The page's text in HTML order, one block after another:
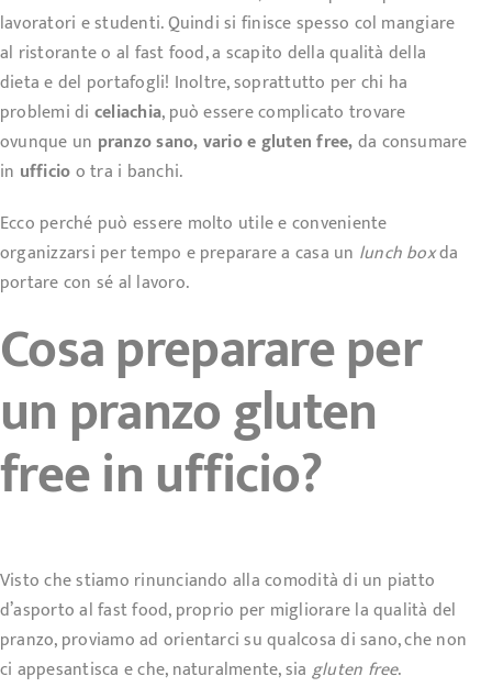
lavoratori e studenti. Quindi si finisce spesso col mangiare
al ristorante o al fast food, a scapito della qualità della
dieta e del portafogli! Inoltre, soprattutto per chi ha
problemi di celiachia, può essere complicato trovare
ovunque un pranzo sano, vario e gluten free,da consumare
in ufficioo tra i banchi.
Ecco perché può essere molto utile e conveniente
organizzarsi per tempo e preparare a casa un lunch boxda
portare con sé al lavoro.
Cosa preparare per
un pranzo gluten
free in ufficio?
Visto che stiamo rinunciando alla comodità di un piatto
d’asporto al fast food, proprio per migliorare la qualità del
pranzo, proviamo ad orientarci su qualcosa di sano, che non
ci appesantisca e che, naturalmente, sia gluten free.